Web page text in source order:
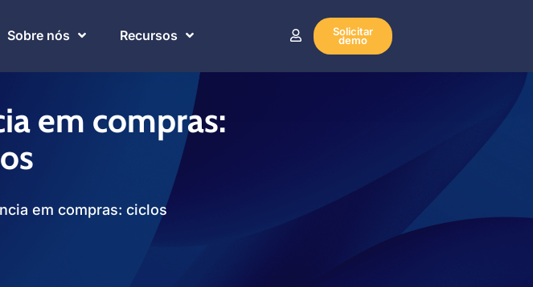
Sobre nós Recursos Solicitar
demo
em compras:
em compras: ciclos